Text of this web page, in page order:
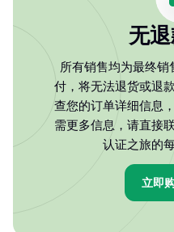
无
所有销售均为最终
付，将无法退货或退
查您的订单详细信息
需更多信息，请直接
认证之旅的
立即